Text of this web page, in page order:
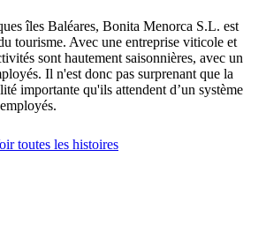
îles Baléares, Bonita Menorca S.L. est
tourisme. Avec une entreprise viticole et
sont hautement saisonnières, avec un
Il n'est donc pas surprenant que la
importante qu'ils attendent d’un système
toutes les histoires